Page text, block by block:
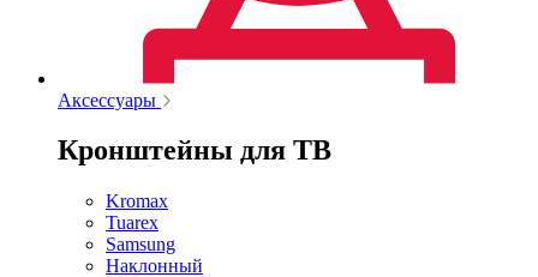
Аксессуары
Кронштейны для ТВ
Kromax
Tuarex
Samsung
Наклонный